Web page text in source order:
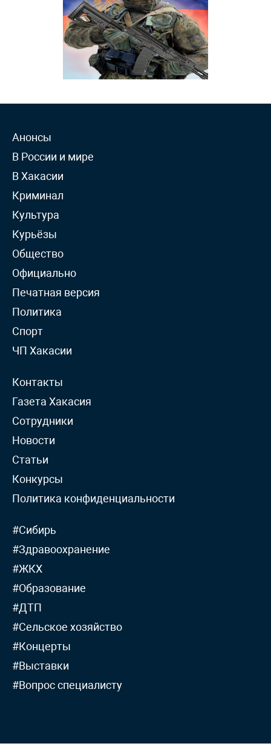
Анонсы
В России и мире
В Хакасии
Криминал
Культура
Курьёзы
Общество
Официально
Печатная версия
Политика
Спорт
ЧП Хакасии
Контакты
Газета Хакасия
Сотрудники
Новости
Статьи
Конкурсы
Политика конфиденциальности
#Сибирь
#Здравоохранение
#ЖКХ
#Образование
#ДТП
#Сельское хозяйство
#Концерты
#Выставки
#Вопрос специалисту